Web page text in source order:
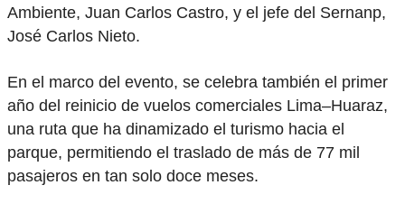
Ambiente, Juan Carlos Castro, y el jefe del Sernanp,
José Carlos Nieto.
En el marco del evento, se celebra también el primer
año del reinicio de vuelos comerciales Lima–Huaraz,
una ruta que ha dinamizado el turismo hacia el
parque, permitiendo el traslado de más de 77 mil
pasajeros en tan solo doce meses.